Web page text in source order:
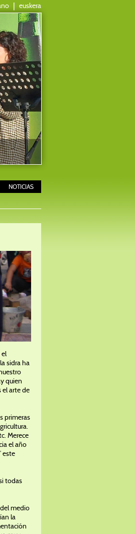
| euskera
NOTICIAS
el
sidra ha
quien
el arte de
primeras
Merece
el año
este
todas
medio
la